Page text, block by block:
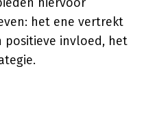
het ene vertrekt
positieve invloed, het